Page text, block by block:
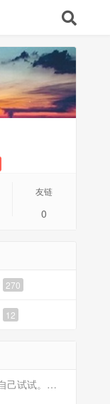
友链
0
270
12
有空我写一个教程，你先可以自己试试。目前来说ipv6应该没问题的。